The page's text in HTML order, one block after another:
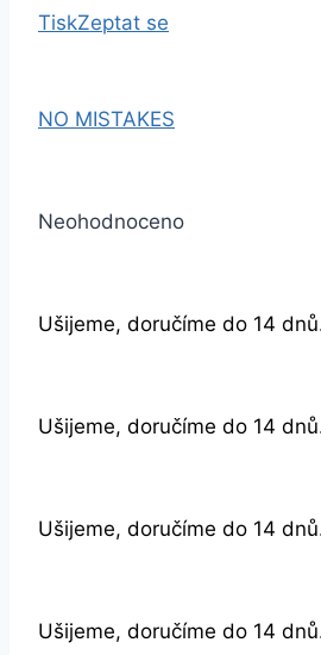
TiskZeptat se
NO MISTAKES
Neohodnoceno
Ušijeme, doručíme do 14
Ušijeme, doručíme do 14
Ušijeme, doručíme do 14
Ušijeme, doručíme do 14